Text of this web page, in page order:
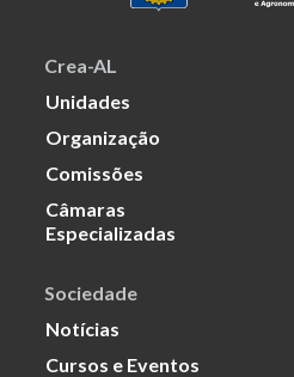
Crea-AL
Unidades
Organização
Comissões
Câmaras
Especializadas
Sociedade
Notícias
Cursos e Eventos